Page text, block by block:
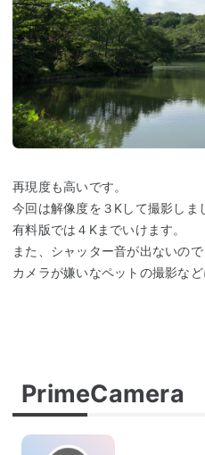
再現度も高いです。
今回は解像度を３Kして撮影しま
有料版では４Kまでいけます。
また、シャッター音が出ないので
カメラが嫌いなペットの撮影など
PrimeCamera